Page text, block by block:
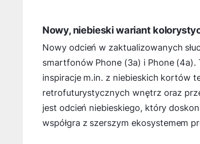
Nowy, niebieski wariant
Nowy odcień w zaktualizowanych
smartfonów Phone (3a) i Phone
inspiracje m.in. z niebieskich kortów
retrofuturystycznych wnętrz oraz
jest odcień niebieskiego, który
współgra z szerszym ekosystemem